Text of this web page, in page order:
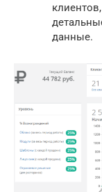
данные.